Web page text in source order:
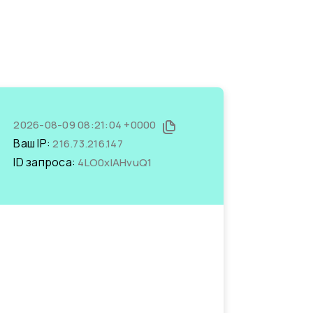
2026-08-09 08:21:04 +0000
Ваш IP:216.73.216.147
ID запроса: 4LO0xlAHvuQ1